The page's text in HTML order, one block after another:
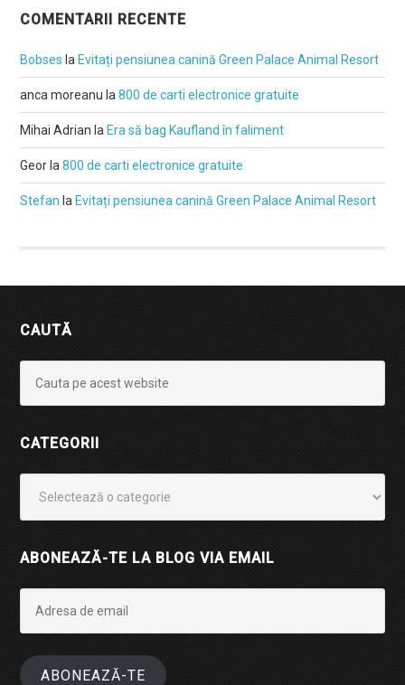
COMENTARII RECENTE
Bobses la Evitați pensiunea canină Green Palace Animal Resort
anca moreanu la800 de carti electronice gratuite
Mihai Adrian la Era să bag Kaufland în faliment
Geor la800 de carti electronice gratuite
Stefan la Evitați pensiunea canină Green Palace Animal Resort
CAUTĂ
CATEGORII
ABONEAZĂ-TE LA BLOG VIA EMAIL
email
ABONEAZĂ-TE